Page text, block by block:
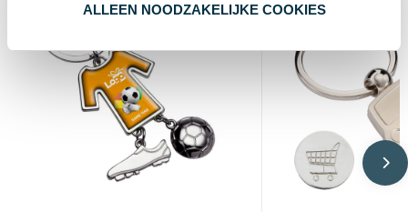
ALLEEN NOODZAKELIJKE COOKIES